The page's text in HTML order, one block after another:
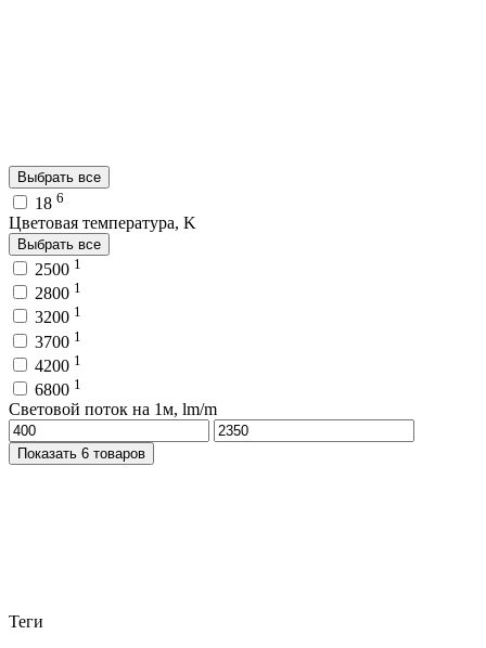
Выбрать все
18 6
Цветовая температура, K
Выбрать все
2500 1
2800 1
3200 1
3700 1
4200 1
6800 1
Световой поток на 1м, lm/m
Показать 6 товаров
Теги